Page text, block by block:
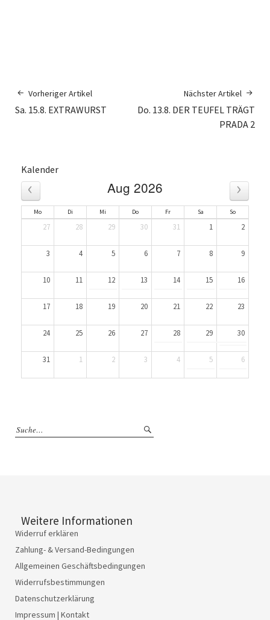
Vorheriger Artikel
Sa. 15.8. EXTRAWURST
Nächster Artikel
Do. 13.8. DER TEUFEL TRÄGT
PRADA 2
Kalender
‹ Aug 2026 ›
Mo Di Mi Do Fr Sa So
27 28 29 30 31 1 2
3 4 5 6 7 8 9
10 11 12 13 14 15 16
17 18 19 20 21 22 23
24 25 26 27 28 29 30
31 1 2 3 4 5 6
Weitere Informationen
Widerruf erklären
Zahlung- & Versand-Bedingungen
Allgemeinen Geschäftsbedingungen
Widerrufsbestimmungen
Datenschutzerklärung
Impressum | Kontakt